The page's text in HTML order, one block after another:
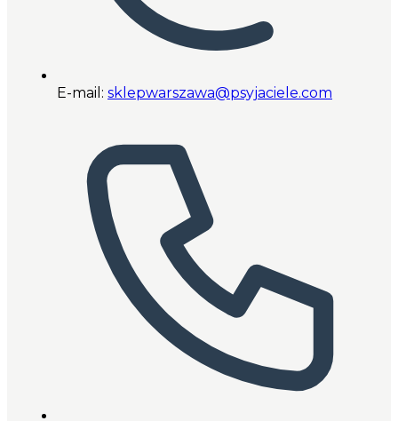
E-mail: sklepwarszawa@psyjaciele.com